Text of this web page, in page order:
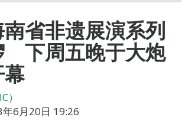
省非遗展演系列
下周五晚于大炮
）
6月20日 19:26